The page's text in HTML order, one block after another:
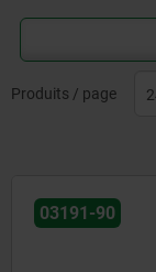
Produits / page
03191-90